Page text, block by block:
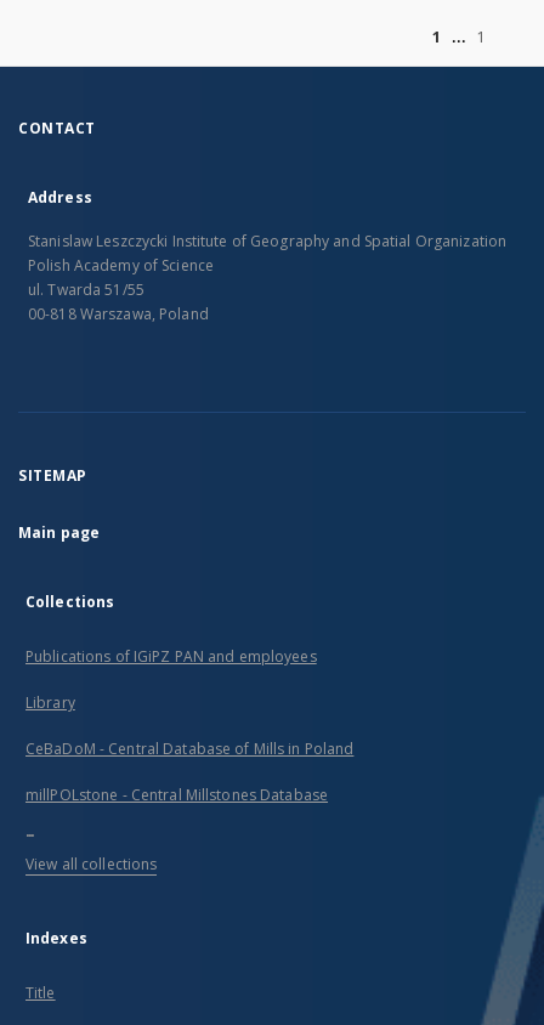
1
1
CONTACT
Address
Stanislaw Leszczycki Institute of Geography and Spatial Organization
Polish Academy of Science
ul. Twarda 51/55
00-818 Warszawa, Poland
SITEMAP
Main page
Collections
Publications of IGiPZ PAN and employees
Library
CeBaDoM - Central Database of Mills in Poland
millPOLstone - Central Millstones Database
...
View all collections
Indexes
Title